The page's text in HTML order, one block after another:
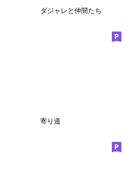
ダジャレと仲間たち
寄り道